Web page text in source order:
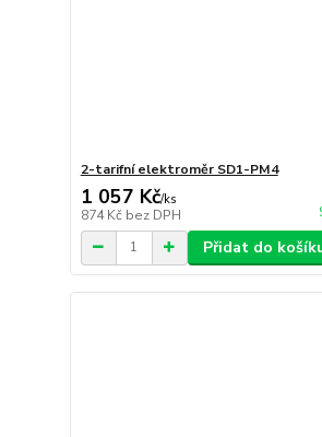
2-tarifní elektroměr SD1-PM4
1 057 Kč/ks
874 Kč bez DPH
Přidat do